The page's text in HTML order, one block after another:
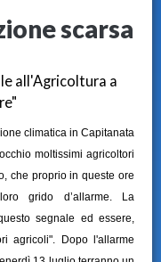
scarsa
all'Agricoltura a
climatica in Capitanata
moltissimi agricoltori
che proprio in queste ore
grido d’allarme. La
segnale ed essere,
agricoli". Dopo l'allarme